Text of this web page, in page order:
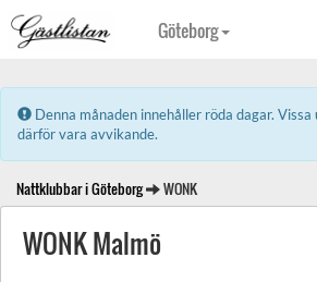
Göteborg
Error:
Denna månaden innehåller röda dagar.
därför vara avvikande.
Nattklubbar i Göteborg WONK
WONK Malmö